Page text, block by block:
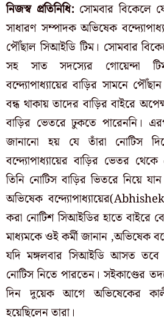
নিজস্ব প্রতিনিধি:সোমবার বিকেলে
সাধারণ সম্পাদক অভিষেক
পৌঁছাল সিআইডি টিম। সোমবার
সহ সাত সদস্যের গোয়েন্দা
বন্দ্যোপাধ্যায়ের বাড়ির সামনে
বন্ধ থাকায় তাদের বাড়ির বাইরে
বাড়ির ভেতরে ঢুকতে পারেননি।
জানানো হয় যে তাঁরা নোটিস
বন্দ্যোপাধ্যায়ের বাড়ির ভেতর
তিনি নোটিস বাড়ির ভিতরে নিয়ে
অভিষেক
করা নোটিশ সিআইডির হাতে বাইরে
মাধ্যমকে ওই কর্মী জানান ,অভিষেক
যদি মঙ্গলবার সিআইডি আসত
নোটিস নিতে পারতেন। সইকাণ্ডের
দিন দুয়েক আগে অভিষেকের
হয়েছিলেন তারা।